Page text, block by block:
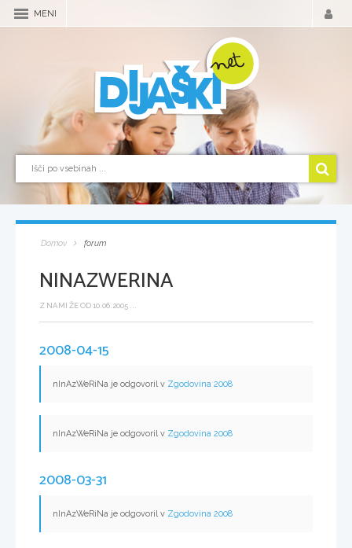
MENI
Domov forum
NINAZWERINA
Z NAMI ŽE OD 10.06.2005 ...
2008-04-15
nInAzWeRiNa je odgovoril v Zgodovina 2008
nInAzWeRiNa je odgovoril v Zgodovina 2008
2008-03-31
nInAzWeRiNa je odgovoril v Zgodovina 2008